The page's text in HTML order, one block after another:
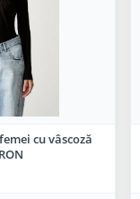
cu vâscoză